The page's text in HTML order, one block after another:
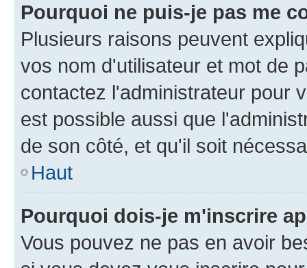
Pourquoi ne puis-je pas me
Plusieurs raisons peuvent
vos nom d'utilisateur et mot de
contactez l'administrateur pour
est possible aussi que
de son côté, et qu'il soit
Haut
Pourquoi dois-je m'inscrire
Vous pouvez ne pas en avoir